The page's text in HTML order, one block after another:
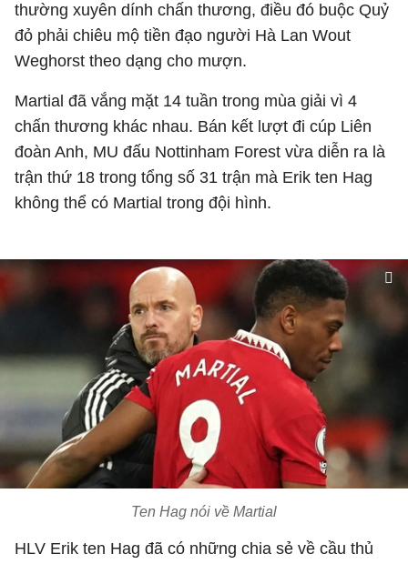
thường xuyên dính chấn thương, điều đó buộc Quỷ
đỏ phải chiêu mộ tiền đạo người Hà Lan Wout
Weghorst theo dạng cho mượn.
Martial đã vắng mặt 14 tuần trong mùa giải vì 4
chấn thương khác nhau. Bán kết lượt đi cúp Liên
đoàn Anh, MU đấu Nottinham Forest vừa diễn ra là
trận thứ 18 trong tổng số 31 trận mà Erik ten Hag
không thể có Martial trong đội hình.
Ten Hag nói về Martial
HLV Erik ten Hag đã có những chia sẻ về cầu thủ